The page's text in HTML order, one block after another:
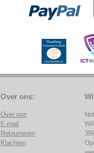
Over ons:
Over ons
E-mail
Retourneren
Klachten